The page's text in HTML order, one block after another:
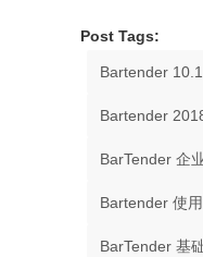
Post Tags:
Bartender 10.1
Bartender
BarTender 企
Bartender 使
BarTender 基